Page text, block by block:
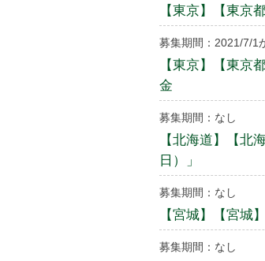
【東京】【東京
募集期間：2021/7/1
【東京】【東京
金
募集期間：なし
【北海道】【北
日）」
募集期間：なし
【宮城】【宮城
募集期間：なし